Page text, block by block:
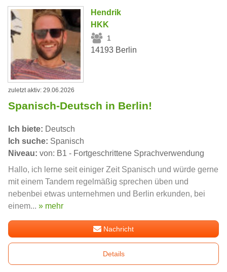
Hendrik
HKK
1
14193 Berlin
zuletzt aktiv: 29.06.2026
Spanisch-Deutsch in Berlin!
Ich biete: Deutsch
Ich suche: Spanisch
Niveau: von: B1 - Fortgeschrittene Sprachverwendung
Hallo, ich lerne seit einiger Zeit Spanisch und würde gerne
mit einem Tandem regelmäßig sprechen üben und
nebenbei etwas unternehmen und Berlin erkunden, bei
einem... » mehr
Nachricht
Details